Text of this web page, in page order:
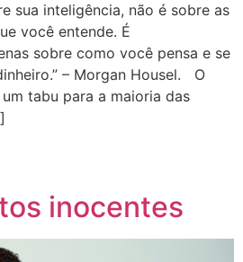
sua inteligência, não é sobre as
você entende. É
sobre como você pensa e se
– Morgan Housel. O
tabu para a maioria das
inocentes